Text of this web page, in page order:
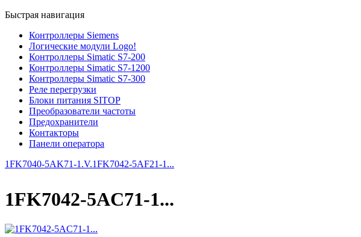
Быстрая навигация
Контроллеры Siemens
Логические модули Logo!
Контроллеры Simatic S7-200
Контроллеры Simatic S7-1200
Контроллеры Simatic S7-300
Реле перегрузки
Блоки питания SITOP
Преобразователи частоты
Предохранители
Контакторы
Панели оператора
1FK7040-5AK71-1.V.1FK7042-5AF21-1...
1FK7042-5AC71-1...